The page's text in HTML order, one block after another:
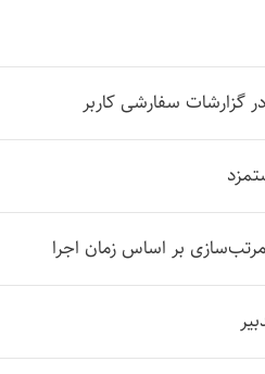
گزارشات سفارشی کاربر
بر اساس زمان اجرا